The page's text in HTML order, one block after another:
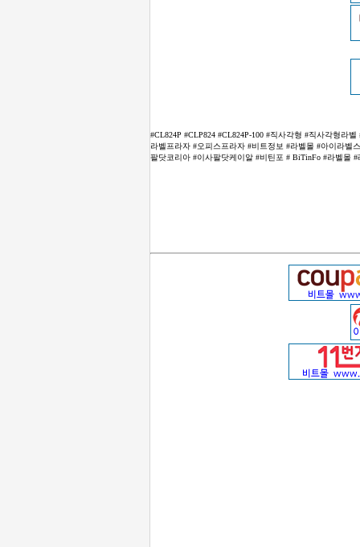
#CL824P #CLP824 #CL824P-100 #직사각형 #직사각형라
라벨프라자 #오피스프라자 #비트정보 #라벨몰 #아이라벨
팔닷코리아 #이사팔닷케이알 #비틴포 # BiTinFo #라벨몰